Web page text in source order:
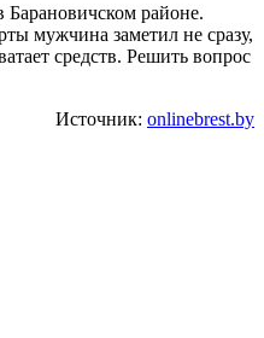
Барановичском районе.
мужчина заметил не сразу,
средств. Решить вопрос
Источник: onlinebrest.by